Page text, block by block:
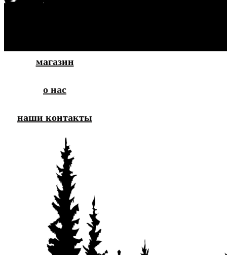
магазин
о нас
наши контакты